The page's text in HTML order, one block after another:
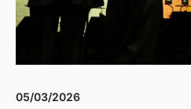
05/03/2026